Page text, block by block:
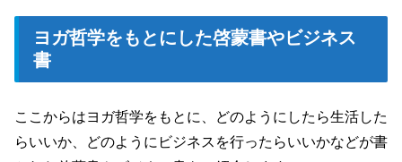
ヨガ哲学をもとにした啓蒙書やビジネス
書
ここからはヨガ哲学をもとに、どのようにしたら生活した
らいいか、どのようにビジネスを行ったらいいかなどが書